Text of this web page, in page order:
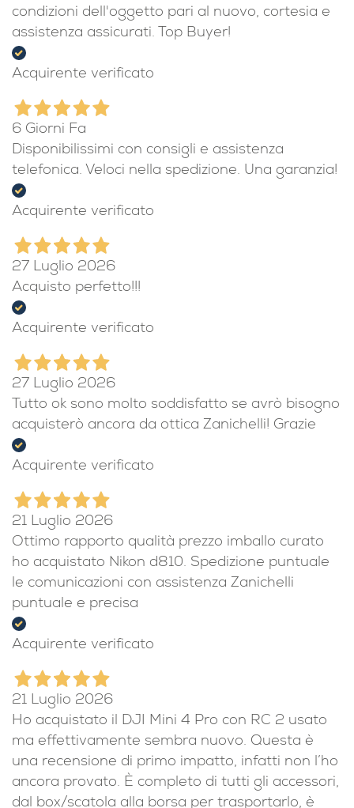
condizioni dell'oggetto pari al nuovo, cortesia e
assistenza assicurati. Top Buyer!
Acquirente verificato
6 Giorni Fa
Disponibilissimi con consigli e assistenza
telefonica. Veloci nella spedizione. Una garanzia!
Acquirente verificato
27 Luglio 2026
Acquisto perfetto!!!
Acquirente verificato
27 Luglio 2026
Tutto ok sono molto soddisfatto se avrò bisogno
acquisterò ancora da ottica Zanichelli! Grazie
Acquirente verificato
21 Luglio 2026
Ottimo rapporto qualità prezzo imballo curato
ho acquistato Nikon d810. Spedizione puntuale
le comunicazioni con assistenza Zanichelli
puntuale e precisa
Acquirente verificato
21 Luglio 2026
Ho acquistato il DJI Mini 4 Pro con RC 2 usato
ma effettivamente sembra nuovo. Questa è
una recensione di primo impatto, infatti non l’ho
ancora provato. È completo di tutti gli accessori,
dal box/scatola alla borsa per trasportarlo, è